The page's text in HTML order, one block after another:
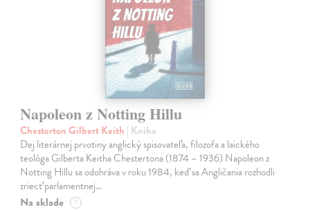
Napoleon z Notting Hillu
Chesterton Gilbert Keith | Kniha
Dej literárnej prvotiny anglický spisovateľa, filozofa a laického
teológa Gilberta Keitha Chestertona (1874 – 1936) Napoleon z
Notting Hillu sa odohráva v roku 1984, keď sa Angličania rozhodli
zriecť parlamentnej…
Na sklade ?